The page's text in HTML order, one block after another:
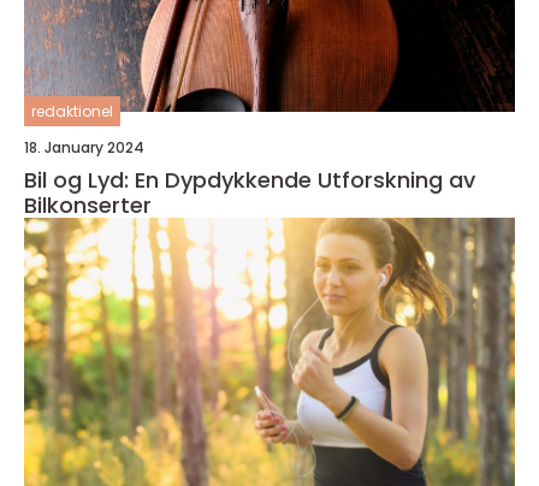
redaktionel
18. January 2024
Bil og Lyd: En Dypdykkende Utforskning av
Bilkonserter